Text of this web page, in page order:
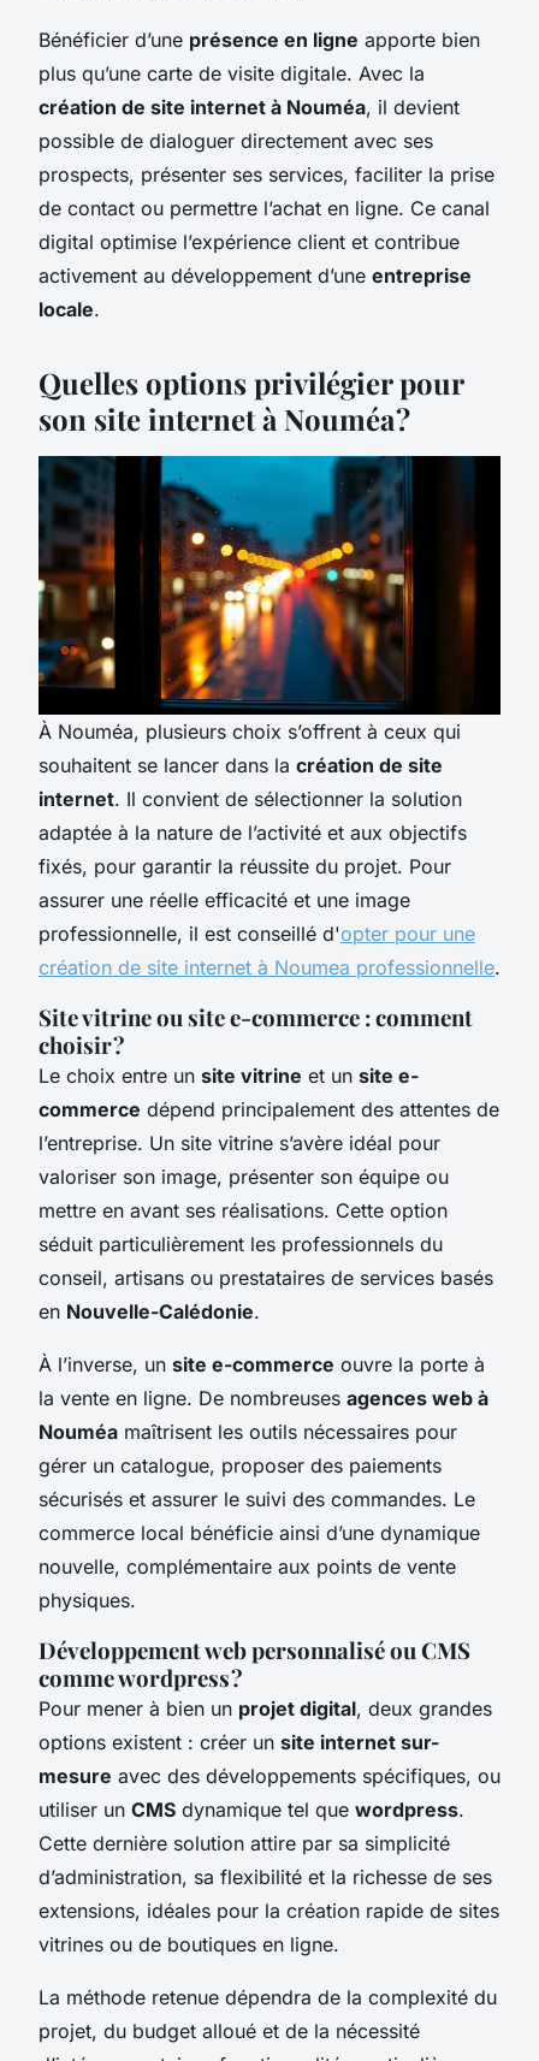
Bénéficier d’une présence en ligne apporte bien
plus qu’une carte de visite digitale. Avec la
création de site internet à Nouméa, il devient
possible de dialoguer directement avec ses
prospects, présenter ses services, faciliter la prise
de contact ou permettre l’achat en ligne. Ce canal
digital optimise l’expérience client et contribue
activement au développement d’une entreprise
locale.
Quelles options privilégier pour
son site internet à Nouméa ?
À Nouméa, plusieurs choix s’offrent à ceux qui
souhaitent se lancer dans la création de site
internet. Il convient de sélectionner la solution
adaptée à la nature de l’activité et aux objectifs
fixés, pour garantir la réussite du projet. Pour
assurer une réelle efficacité et une image
professionnelle, il est conseillé d'opter pour une
création de site internet à Noumea professionnelle.
Site vitrine ou site e-commerce : comment
choisir ?
Le choix entre un site vitrine et un site e-
commerce dépend principalement des attentes de
l’entreprise. Un site vitrine s’avère idéal pour
valoriser son image, présenter son équipe ou
mettre en avant ses réalisations. Cette option
séduit particulièrement les professionnels du
conseil, artisans ou prestataires de services basés
en Nouvelle-Calédonie.
À l’inverse, un site e-commerce ouvre la porte à
la vente en ligne. De nombreuses agences web à
Nouméa maîtrisent les outils nécessaires pour
gérer un catalogue, proposer des paiements
sécurisés et assurer le suivi des commandes. Le
commerce local bénéficie ainsi d’une dynamique
nouvelle, complémentaire aux points de vente
physiques.
Développement web personnalisé ou CMS
comme wordpress ?
Pour mener à bien un projet digital, deux grandes
options existent : créer un site internet sur-
mesure avec des développements spécifiques, ou
utiliser un CMS dynamique tel que wordpress.
Cette dernière solution attire par sa simplicité
d’administration, sa flexibilité et la richesse de ses
extensions, idéales pour la création rapide de sites
vitrines ou de boutiques en ligne.
La méthode retenue dépendra de la complexité du
projet, du budget alloué et de la nécessité